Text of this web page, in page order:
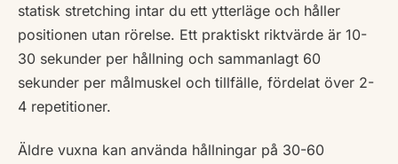
statisk stretching intar du ett ytterläge och håller
positionen utan rörelse. Ett praktiskt riktvärde är 10-
30 sekunder per hållning och sammanlagt 60
sekunder per målmuskel och tillfälle, fördelat över 2-
4 repetitioner.
Äldre vuxna kan använda hållningar på 30-60